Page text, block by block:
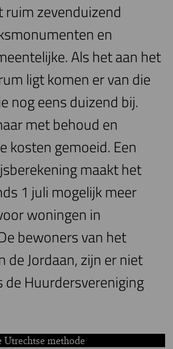
zevenduizend
en
Als het aan het
ligt komen er van die
nog eens duizend bij.
met behoud en
kosten gemoeid. Een
maakt het
1 juli mogelijk meer
woningen in
bewoners van het
de Jordaan, zijn er niet
de Huurdersvereniging
Utrechtse methode